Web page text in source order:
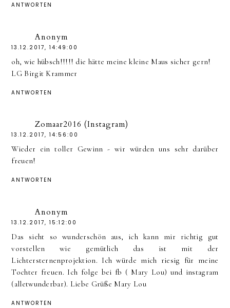
ANTWORTEN
Anonym
13.12.2017, 14:49:00
oh, wie hübsch!!!!! die hätte meine kleine Maus sicher gern!
LG Birgit Krammer
ANTWORTEN
Zomaar2016 (Instagram)
13.12.2017, 14:56:00
Wieder ein toller Gewinn - wir würden uns sehr darüber
freuen!
ANTWORTEN
Anonym
13.12.2017, 15:12:00
Das sieht so wunderschön aus, ich kann mir richtig gut
vorstellen wie gemütlich das ist mit der
Lichtersternenprojektion. Ich würde mich riesig für meine
Tochter freuen. Ich folge bei fb ( Mary Lou) und instagram
(alletwunderbar). Liebe Grüße Mary Lou
ANTWORTEN